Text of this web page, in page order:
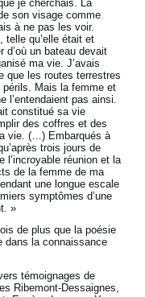
je cherchais. La
son visage comme
à ne pas les voir.
telle qu’elle était et
d’où un bateau devait
ma vie. J’avais
que les routes terrestres
Mais la femme et
l’entendaient pas ainsi.
constitué sa vie
des coffres et des
vie. (…) Embarqués à
trois jours de
l’incroyable réunion et la
de la femme de ma
une longue escale
symptômes d’une
»
de plus que la poésie
dans la connaissance
témoignages de
Ribemont-Dessaignes,